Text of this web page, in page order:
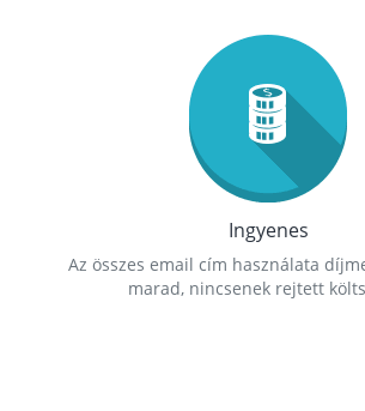
Ingyenes
Az összes email cím használata
marad, nincsenek rejtett